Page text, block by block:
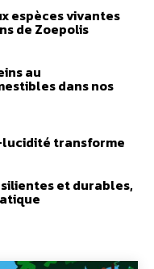
espèces vivantes
de Zoepolis
au
dans nos
lucidité transforme
et durables,